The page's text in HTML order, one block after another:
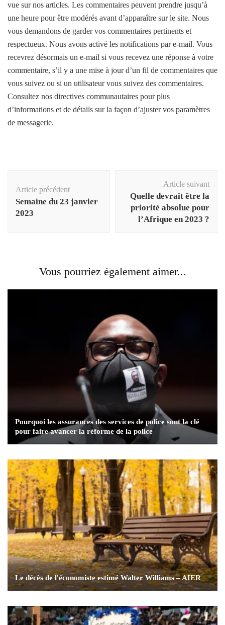
vue sur nos articles. Les commentaires peuvent prendre jusqu’à
une heure pour être modérés avant d’apparaître sur le site. Nous
vous demandons de garder vos commentaires pertinents et
respectueux. Nous avons activé les notifications par e-mail. Vous
recevrez désormais un e-mail si vous recevez une réponse à votre
commentaire, s’il y a une mise à jour d’un fil de commentaires que
vous suivez ou si un utilisateur vous suivez des commentaires.
Consultez nos directives communautaires pour plus
d’informations et de détails sur la façon d’ajuster vos paramètres
de messagerie.
d'article
Article précédent
Semaine du 23 janvier
2023
Article suivant
Quelle devrait être la
priorité absolue pour
l’Afrique en 2023 ?
Vous pourriez également aimer...
Pourquoi les assurances des services de police sont la clé
pour faire avancer la réforme de la police
Le décès de l'économiste estimé Walter Williams – AIER